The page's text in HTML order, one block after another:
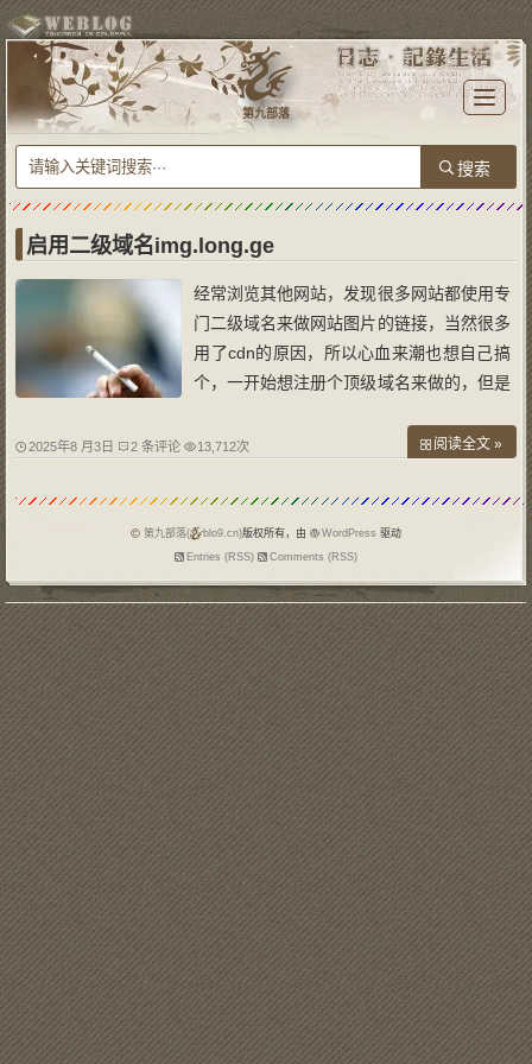
T
o
l
e
n
i
n
第九部落
启用二级域名img.long.ge
经常浏览其他网站，发现很多网站都使用专
门二级域名来做网站图片的链接，当然很多
用了cdn的原因，所以心血来潮也想自己搞
个，一开始想注册个顶级域名来做的，但是
了），所以用了img.long.ge作为long.ge网
后把网站目录设置成contents，这样图片链
2025年8 月3日 2 条评论 13,712次 阅读全文 »
第九部落( blo9.cn)版权所有，由 WordPress 驱动
Entries (RSS)
Comments (RSS)